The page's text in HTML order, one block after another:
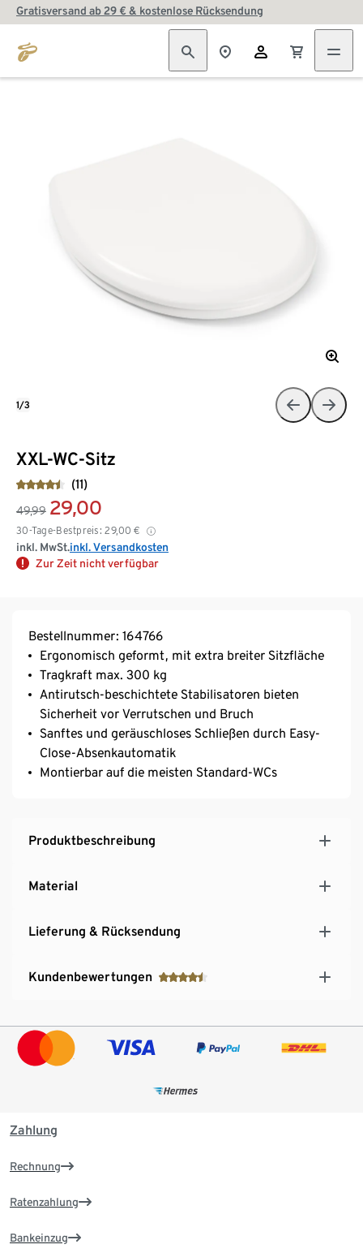
Gratisversand ab 29 € & kostenlose Rücksendung
XXL-WC-Sitz
(11)
49,99 29,00
30-Tage-Bestpreis: 29,00 €
inkl. MwSt.inkl. Versandkosten
Zur Zeit nicht verfügbar
1/3
Bestellnummer: 164766
Ergonomisch geformt, mit extra breiter Sitzfläche
Tragkraft max. 300 kg
Antirutsch-beschichtete Stabilisatoren bieten
Sicherheit vor Verrutschen und Bruch
Sanftes und geräuschloses Schließen durch Easy-
Close-Absenkautomatik
Montierbar auf die meisten Standard-WCs
Produktbeschreibung
Material
Lieferung & Rücksendung
Kundenbewertungen
Zahlung
Rechnung
Ratenzahlung
Bankeinzug